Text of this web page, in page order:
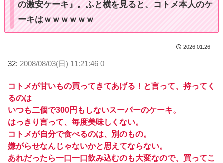
の激安ケーキ』。ふと横を見ると、コトメ本人のケ
ーキはｗｗｗｗｗｗ
2026.01.26
32: 2008/08/03(日) 11:21:46 0
コトメが甘いもの買ってきてあげる！と言って、持ってく
るのは
いつも二個で300円もしないスーパーのケーキ。
はっきり言って、毎度美味しくない。
コトメが自分で食べるのは、別のもの。
嫌がらせなんじゃないかと思えてならない。
あれだったら一口一口飲み込むのも大変なので、買ってこ